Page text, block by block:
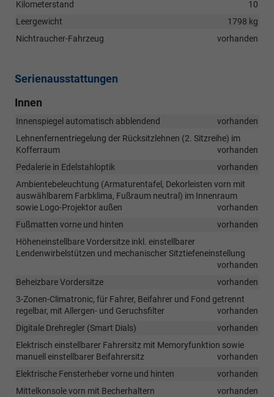
Kilometerstand
10
Leergewicht
1798 kg
Nichtraucher-Fahrzeug
vorhanden
Serienausstattungen
Innen
Innenspiegel automatisch abblendend
vorhanden
Lehnenfernentriegelung der Rücksitzlehnen (2. Sitzreihe) im
Kofferraum
vorhanden
Pedalerie in Edelstahloptik
vorhanden
Ambientebeleuchtung (Armaturentafel, Dekorleisten vorn mit
auswählbarem Farbklima, Fußraum neutral) im Innenraum
sowie Logo-Projektor außen
vorhanden
Fußmatten vorne und hinten
vorhanden
Höheneinstellbare Vordersitze inkl. einstellbarer
Lendenwirbelstützen und mechanischer Sitztiefeneinstellung
vorhanden
Beheizbare Vordersitze
vorhanden
3-Zonen-Climatronic, für Fahrer, Beifahrer und Fond getrennt
regelbar, mit Allergen- und Geruchsfilter
vorhanden
Digitale Drehregler (Smart Dials)
vorhanden
Elektrisch einstellbarer Fahrersitz mit Memoryfunktion sowie
manuell einstellbarer Beifahrersitz
vorhanden
Elektrische Fensterheber vorne und hinten
vorhanden
Mittelkonsole vorn mit Becherhaltern
vorhanden